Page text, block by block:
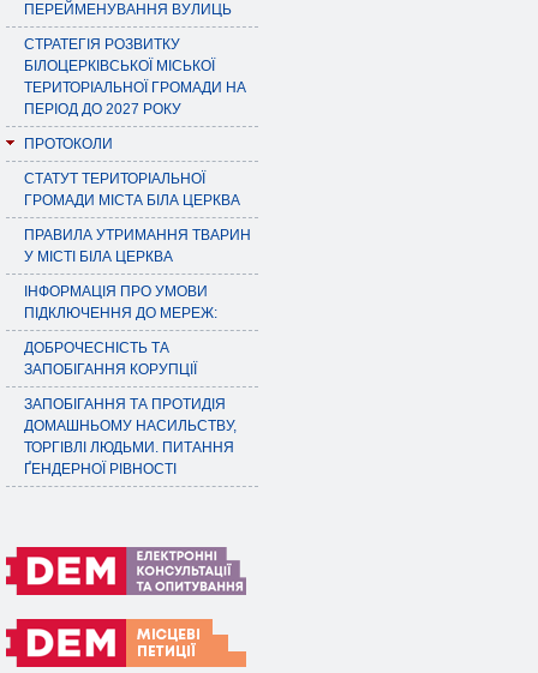
ПЕРЕЙМЕНУВАННЯ ВУЛИЦЬ
СТРАТЕГІЯ РОЗВИТКУ
БІЛОЦЕРКІВСЬКОЇ МІСЬКОЇ
ТЕРИТОРІАЛЬНОЇ ГРОМАДИ НА
ПЕРІОД ДО 2027 РОКУ
ПРОТОКОЛИ
СТАТУТ ТЕРИТОРІАЛЬНОЇ
ГРОМАДИ МІСТА БІЛА ЦЕРКВА
ПРАВИЛА УТРИМАННЯ ТВАРИН
У МІСТІ БІЛА ЦЕРКВА
ІНФОРМАЦІЯ ПРО УМОВИ
ПІДКЛЮЧЕННЯ ДО МЕРЕЖ:
ДОБРОЧЕСНІСТЬ ТА
ЗАПОБІГАННЯ КОРУПЦІЇ
ЗАПОБІГАННЯ ТА ПРОТИДІЯ
ДОМАШНЬОМУ НАСИЛЬСТВУ,
ТОРГІВЛІ ЛЮДЬМИ. ПИТАННЯ
ҐЕНДЕРНОЇ РІВНОСТІ